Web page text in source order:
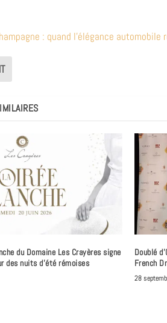
: quand l’élégance automobile
du Domaine Les Crayères signe
des nuits d’été rémoises
Doublé
French
28